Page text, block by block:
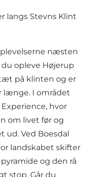
langs Stevns Klint
næsten
opleve Højerup
på klinten og er
længe. I området
, hvor
om livet før og
ud. Ved Boesdal
landskabet skifter
og den rå
stop. Går du